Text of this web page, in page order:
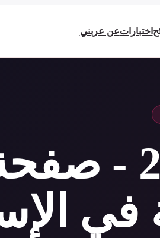
اختباراتعن عربني
خلود، 22 -
في